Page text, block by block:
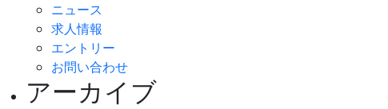
ニュース
求人情報
エントリー
お問い合わせ
アーカイブ